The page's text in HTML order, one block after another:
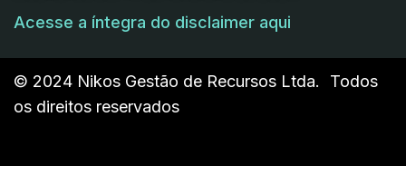
Acesse a íntegra do disclaimer aqui
© 2024 Nikos Gestão de Recursos Ltda. Todos
os direitos reservados